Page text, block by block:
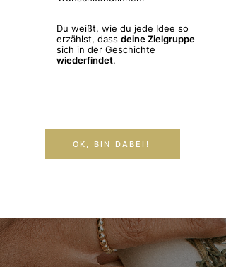
Du weißt, wie du jede Idee so
erzählst, dass deine Zielgruppe
sich in der Geschichte
wiederfindet.
OK, BIN DABEI!